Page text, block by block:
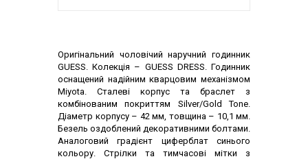
Опис товару
Оригінальний чоловічий наручний годинник
GUESS. Колекція – GUESS DRESS. Годинник
оснащений надійним кварцовим механізмом
Miyota. Сталеві корпус та браслет з
комбінованим покриттям Silver/Gold Tone.
Діаметр корпусу – 42 мм, товщина – 10,1 мм.
Безель оздоблений декоративними болтами.
Аналоговий градієнт циферблат синього
кольору. Стрілки та тимчасові мітки з